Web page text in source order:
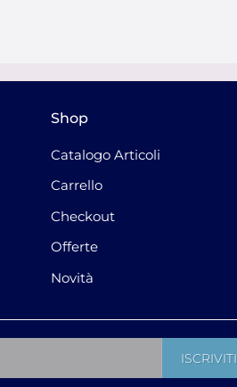
Shop
Catalogo Articoli
Carrello
Checkout
Offerte
Novità